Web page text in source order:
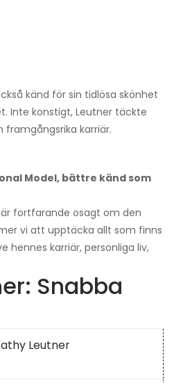
känd för sin tidlösa skönhet
Inte konstigt, Leutner täckte
framgångsrika karriär.
Model, bättre känd som
fortfarande osagt om den
vi att upptäcka allt som finns
hennes karriär, personliga liv,
Snabba
Leutner